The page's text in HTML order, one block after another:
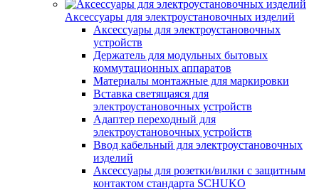
Аксессуары для электроустановочных изделий
Аксессуары для электроустановочных
устройств
Держатель для модульных бытовых
коммутационных аппаратов
Материалы монтажные для маркировки
Вставка светящаяся для
электроустановочных устройств
Адаптер переходный для
электроустановочных устройств
Ввод кабельный для электроустановочных
изделий
Аксессуары для розетки/вилки с защитным
контактом стандарта SCHUKO